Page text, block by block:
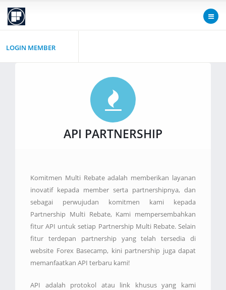
LOGIN MEMBER
API PARTNERSHIP
Komitmen Multi Rebate adalah memberikan layanan
inovatif kepada member serta partnershipnya, dan
sebagai perwujudan komitmen kami kepada
Partnership Multi Rebate, Kami mempersembahkan
fitur API untuk setiap Partnership Multi Rebate. Selain
fitur terdepan partnership yang telah tersedia di
website Forex Basecamp, kini partnership juga dapat
memanfaatkan API terbaru kami!
API adalah protokol atau link khusus yang kami